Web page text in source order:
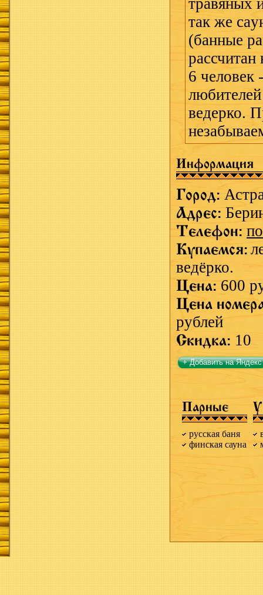
травяных
так же
(банные
6 человек
ведерко.
Информация
Город:
Адрес:
Телефон:
Купаемся:
ведёрко.
Цена: 600
Цена
рублей
Скидка: 10
+ Добавить на Яндекс
Парные
русская баня
финская сауна